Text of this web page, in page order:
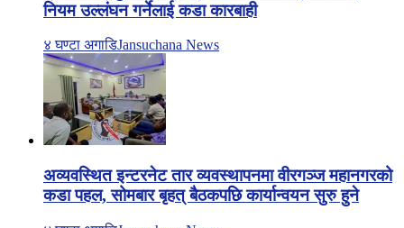
नियम उल्लंघन गर्नेलाई कडा कारबाही
४ घण्टा अगाडिJansuchana News
अव्यवस्थित इन्टरनेट तार व्यवस्थापनमा वीरगञ्ज महानगरको
कडा पहल, सोमबार बृहत् बैठकपछि कार्यान्वयन सुरु हुने